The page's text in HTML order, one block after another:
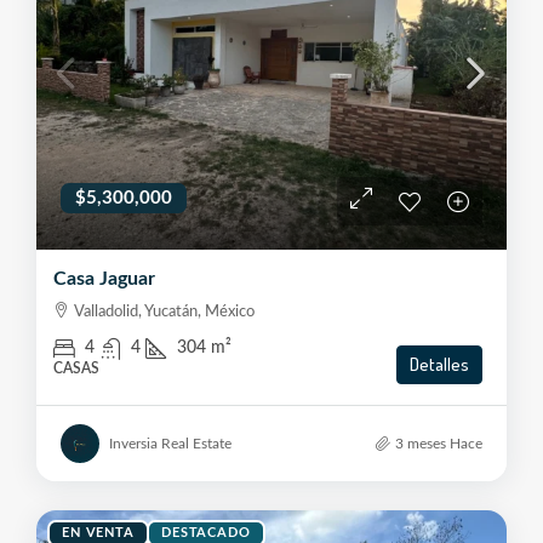
$5,300,000
Casa Jaguar
Valladolid, Yucatán, México
4 4 304 m²
CASAS Detalles
Inversia Real Estate 3 meses Hace
EN VENTA DESTACADO